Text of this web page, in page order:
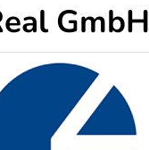
Mitglieder
News
GmbH